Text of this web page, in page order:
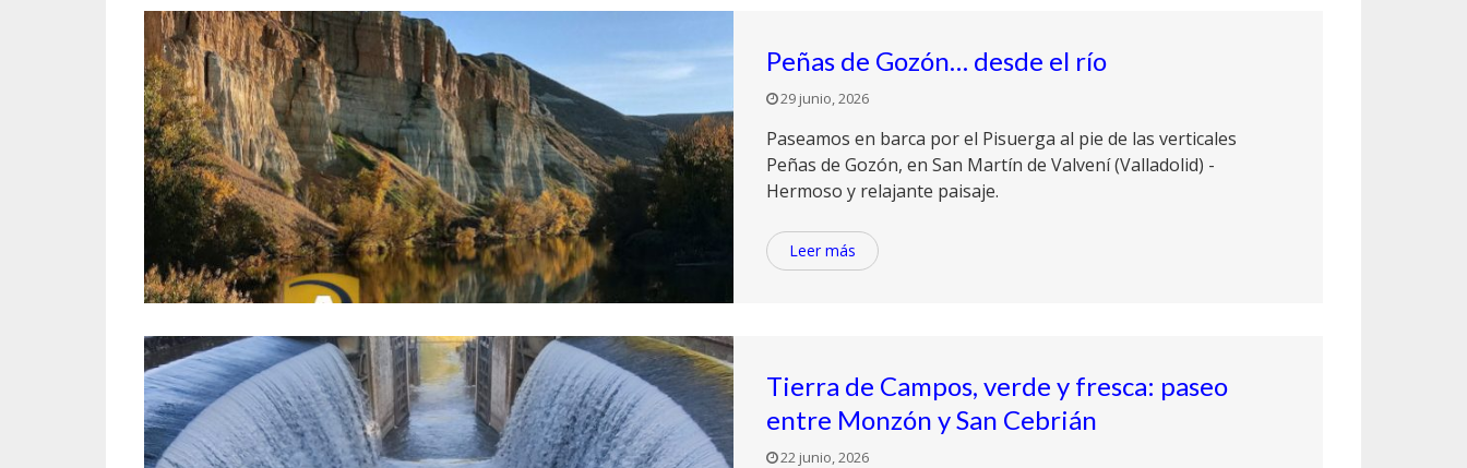
Peñas de Gozón… desde el río
29 junio, 2026
Paseamos en barca por el Pisuerga al pie de las verticales
Peñas de Gozón, en San Martín de Valvení (Valladolid) -
Hermoso y relajante paisaje.
Leer más
Tierra de Campos, verde y fresca: paseo
entre Monzón y San Cebrián
22 junio, 2026